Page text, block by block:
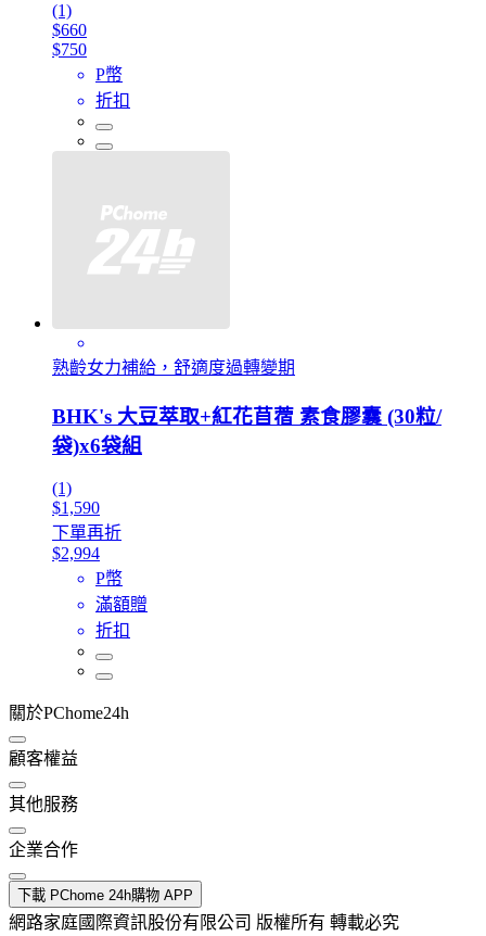
(1)
$660
$750
P幣
折扣
熟齡女力補給，舒適度過轉變期
BHK's 大豆萃取+紅花苜蓿 素食膠囊 (30粒/
袋)x6袋組
(1)
$1,590
下單再折
$2,994
P幣
滿額贈
折扣
關於PChome24h
顧客權益
其他服務
企業合作
下載 PChome 24h購物 APP
網路家庭國際資訊股份有限公司 版權所有 轉載必究